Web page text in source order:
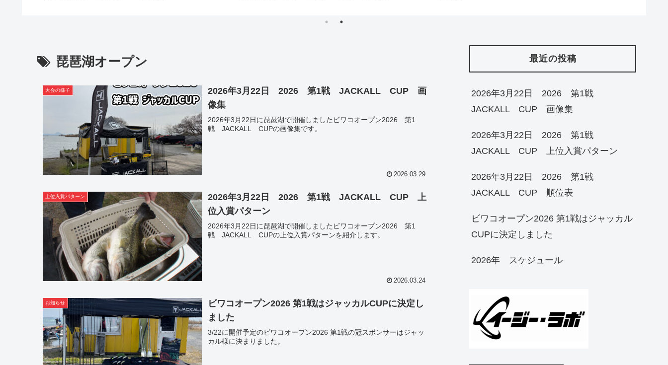
琵琶湖オープン
大会の様子
2026年3月22日 2026 第1戦 JACKALL CUP 画
像集
2026年3月22日に琵琶湖で開催しましたビワコオープン2026 第1
戦 JACKALL CUPの画像集です。
2026.03.29
上位入賞パターン
2026年3月22日 2026 第1戦 JACKALL CUP 上
位入賞パターン
2026年3月22日に琵琶湖で開催しましたビワコオープン2026 第1
戦 JACKALL CUPの上位入賞パターンを紹介します。
2026.03.24
お知らせ
ビワコオープン2026 第1戦はジャッカルCUPに決定し
ました
3/22に開催予定のビワコオープン2026 第1戦の冠スポンサーはジャッ
カル様に決まりました。
最近の投稿
2026年3月22日 2026 第1戦
JACKALL CUP 画像集
2026年3月22日 2026 第1戦
JACKALL CUP 上位入賞パターン
2026年3月22日 2026 第1戦
JACKALL CUP 順位表
ビワコオープン2026 第1戦はジャッカル
CUPに決定しました
2026年 スケジュール